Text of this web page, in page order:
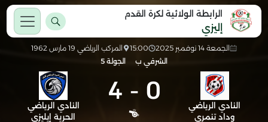
الرابطة الولائية لكرة القدم
إليزي
الجمعة 14 نوفمبر 2025 15:00
المركب الرياضي 19 مارس 1962
الشرفي ب
الجولة 5
النادي الرياضي
وداد تنمري
0
-
4
النادي الرياضي
الحرية إيليزي